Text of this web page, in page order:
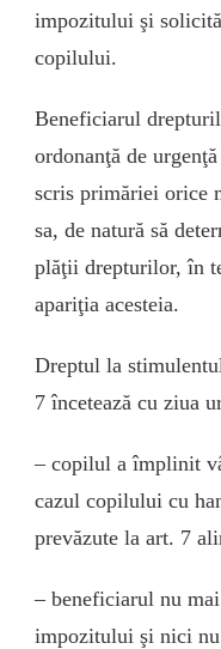
impozitului şi
copilului.
Beneficiarul
ordonanţă de
scris primăriei orice
sa, de natură să
plăţii drepturilor, în
apariţia acesteia.
Dreptul la
7 încetează cu ziua
– copilul a împlinit
cazul copilului cu
prevăzute la art. 7
– beneficiarul nu
impozitului şi nici